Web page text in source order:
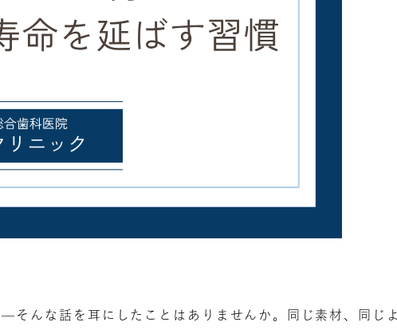
んな話を耳にしたことはありませんか。同じ素材、同じ